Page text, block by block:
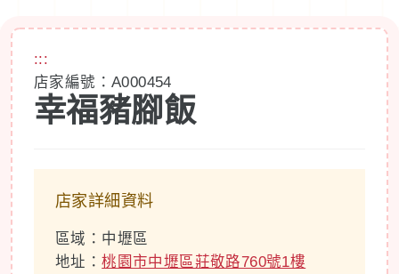
:::
店家編號：A000454
幸福豬腳飯
店家詳細資料
區域：中壢區
地址：桃園市中壢區莊敬路760號1樓